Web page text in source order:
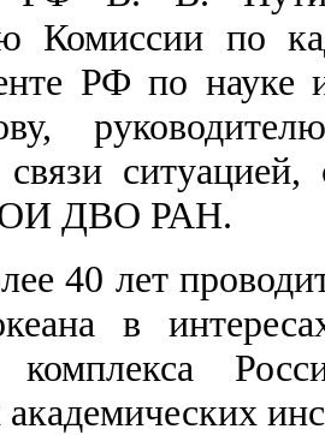
Комиссии по
РФ по науке
ДВО РАН.
40 лет
в
комплекса